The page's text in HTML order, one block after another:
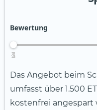
1
2
3
4
5
Bewertung
Das Angebot beim
umfasst über 1.500
kostenfrei angespart